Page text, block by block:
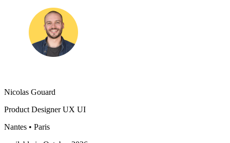
Nicolas Gouard
Product Designer UX UI
Nantes • Paris